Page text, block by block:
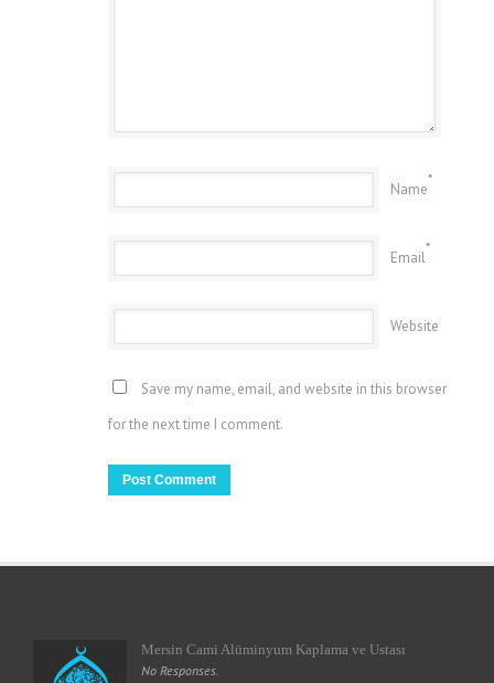
Name
*
Email
*
Website
Save my name, email, and website in this browser
for the next time I comment.
Mersin Cami Alüminyum Kaplama ve Ustası
No Responses.